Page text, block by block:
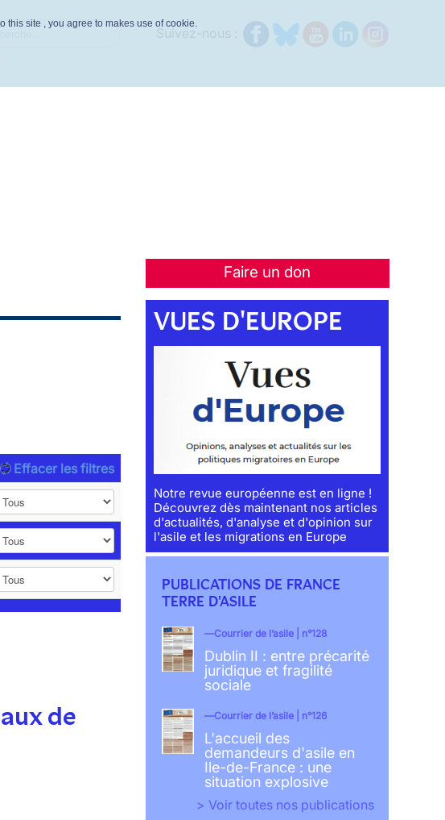
Faire un don
Effacer les filtres
de
VUES D'EUROPE
Notre revue européenne est en ligne !
Découvrez dès maintenant nos articles
d'actualités, d'analyse et d'opinion sur
l'asile et les migrations en Europe
PUBLICATIONS DE FRANCE
TERRE D'ASILE
Courrier de l’asile | n°128
Dublin II : entre précarité
juridique et fragilité
sociale
Courrier de l’asile | n°126
L'accueil des
demandeurs d'asile en
Ile-de-France : une
situation explosive
> Voir toutes nos publications
this site , you agree to makes use of cookie.